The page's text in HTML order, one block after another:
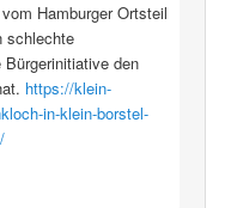
Hamburger Ortsteil
schlechte
den
https://klein-
in-klein-borstel-